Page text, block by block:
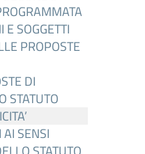
SOGGETTI
PROPOSTE
DI
STATUTO
SENSI